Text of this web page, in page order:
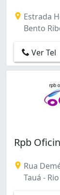
Estrada
Bento
Ver Tel
Rpb
Rua
Tauá -